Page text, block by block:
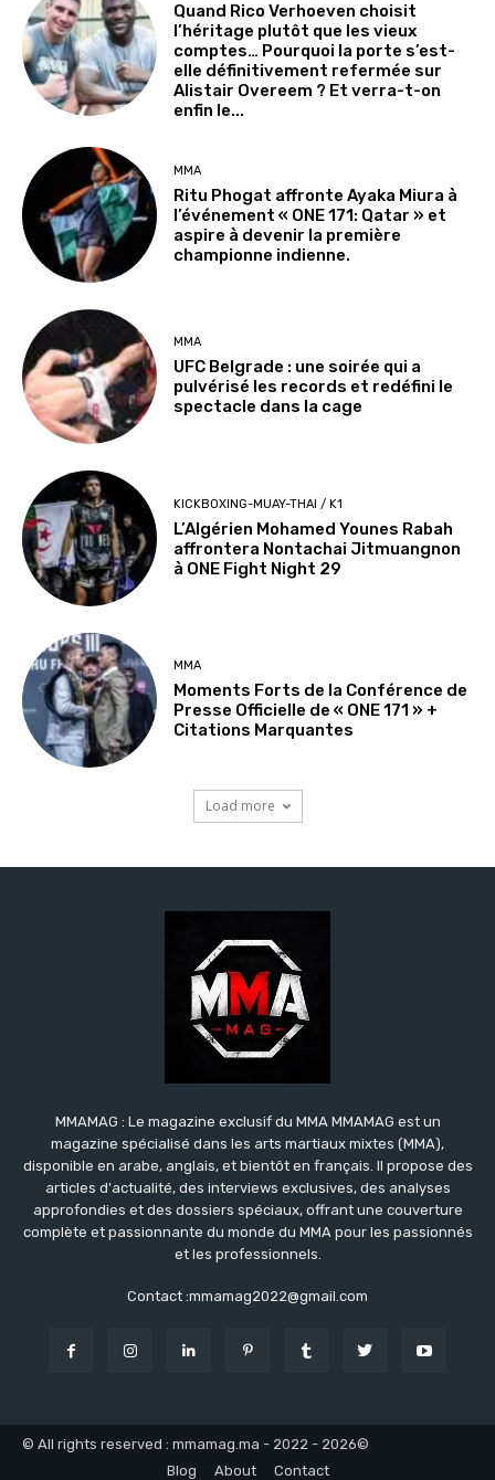
Quand Rico Verhoeven choisit
l’héritage plutôt que les vieux
comptes… Pourquoi la porte s’est-
elle définitivement refermée sur
Alistair Overeem ? Et verra-t-on
enfin le...
MMA
Ritu Phogat affronte Ayaka Miura à
l’événement « ONE 171: Qatar » et
aspire à devenir la première
championne indienne.
MMA
UFC Belgrade : une soirée qui a
pulvérisé les records et redéfini le
spectacle dans la cage
KICKBOXING-MUAY-THAI / K1
L’Algérien Mohamed Younes Rabah
affrontera Nontachai Jitmuangnon
à ONE Fight Night 29
MMA
Moments Forts de la Conférence de
Presse Officielle de « ONE 171 » +
Citations Marquantes
Load more
MMAMAG : Le magazine exclusif du MMA MMAMAG est un
magazine spécialisé dans les arts martiaux mixtes (MMA),
disponible en arabe, anglais, et bientôt en français. Il propose des
articles d'actualité, des interviews exclusives, des analyses
approfondies et des dossiers spéciaux, offrant une couverture
complète et passionnante du monde du MMA pour les passionnés
et les professionnels.
Contact :mmamag2022@gmail.com
© All rights reserved : mmamag.ma - 2022 - 2026©
Blog
About Contact